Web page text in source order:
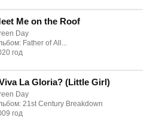
Me on the Roof
Day
Father of All...
год
La Gloria? (Little Girl)
Day
21st Century Breakdown
год